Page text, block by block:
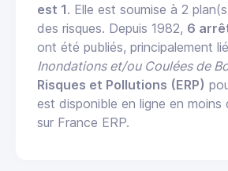
est 1. Elle est soumise à 2
des risques. Depuis 1982, 6
ont été publiés, principalement
Inondations et/ou Coulées de
Risques et Pollutions (ERP)
est disponible en ligne en moins
sur France ERP.